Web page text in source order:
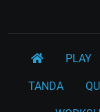
PLAY
TANDA